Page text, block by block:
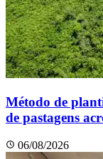
Método de
de pastagens
06/08/2026